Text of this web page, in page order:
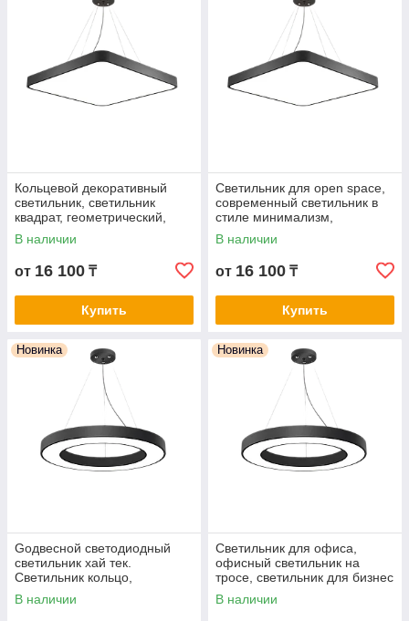
Кольцевой декоративный
светильник, светильник
квадрат, геометрический,
интерьерный FH605S-54W-
BK-6500K
В наличии
от 16 100 ₸
Купить
Cветильник для open space,
современный светильник в
стиле минимализм,
светильник хай тек FH605S-
54W-BK-4000K
В наличии
от 16 100 ₸
Купить
Новинка
Gодвесной светодиодный
светильник хай тек.
Светильник кольцо,
светильник круг FH603R-
56W-BK-4000K
В наличии
Новинка
Светильник для офиса,
офисный светильник на
тросе, светильник для бизнес
центра FH603R-56W-BK-
6500K
В наличии